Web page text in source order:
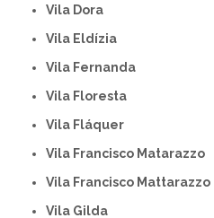
Vila Dora
Vila Eldízia
Vila Fernanda
Vila Floresta
Vila Fláquer
Vila Francisco Matarazzo
Vila Francisco Mattarazzo
Vila Gilda